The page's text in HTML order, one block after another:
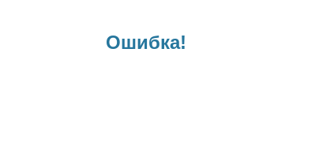
Ошибка!